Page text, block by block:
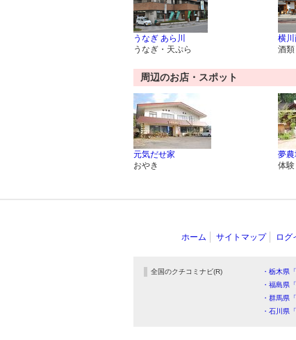
うなぎ あら川
うなぎ・天ぷら
横
酒類
周辺のお店・スポット
元気だせ家
おやき
夢
体
ホーム サイトマップ ログ
全国のクチコミナビ(R) ・栃木県
・福島県
・群馬県
・石川県